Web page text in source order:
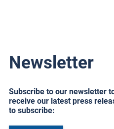
Newsletter
Subscribe to our newsletter
receive our latest press
to subscribe: